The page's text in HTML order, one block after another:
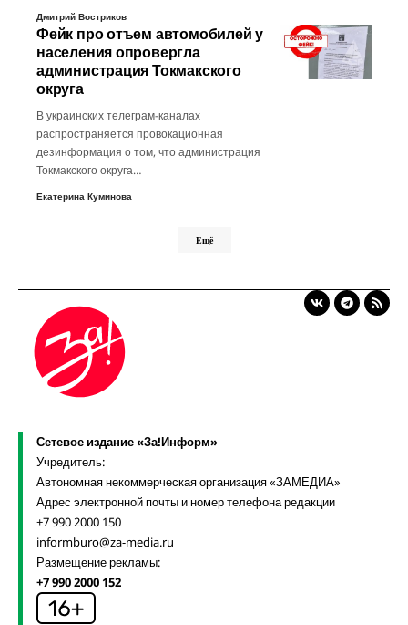
Дмитрий Востриков
Фейк про отъем автомобилей у
населения опровергла
администрация Токмакского
округа
В украинских телеграм-каналах
распространяется провокационная
дезинформация о том, что администрация
Токмакского округа…
Екатерина Куминова
Ещё
Сетевое издание «За!Информ»
Учредитель:
Автономная некоммерческая организация «ЗАМЕДИА»
Адрес электронной почты и номер телефона редакции
+7 990 2000 150
informburo@za-media.ru
Размещение рекламы:
+7 990 2000 152